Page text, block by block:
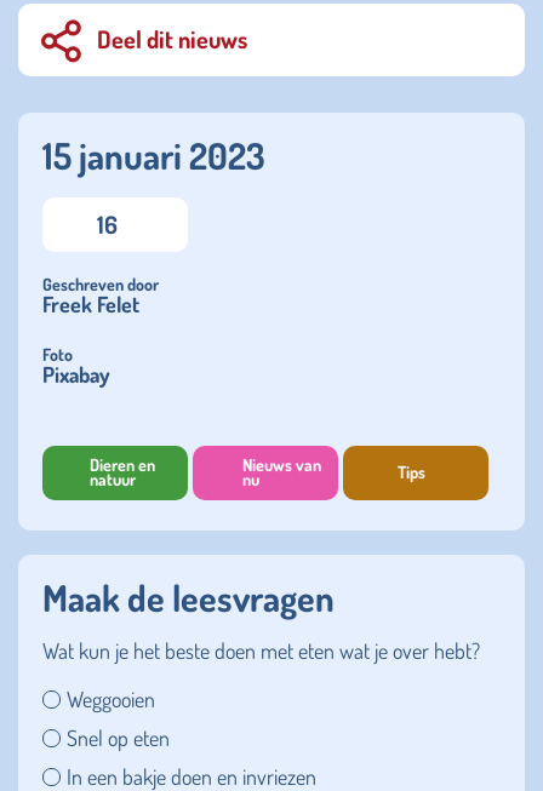
Deel dit nieuws
15 januari 2023
16
Geschreven door
Freek Felet
Foto
Pixabay
Dieren en
natuur
Nieuws van
nu Tips
Maak de leesvragen
Wat kun je het beste doen met eten wat je over hebt?
Weggooien
Snel op eten
In een bakje doen en invriezen